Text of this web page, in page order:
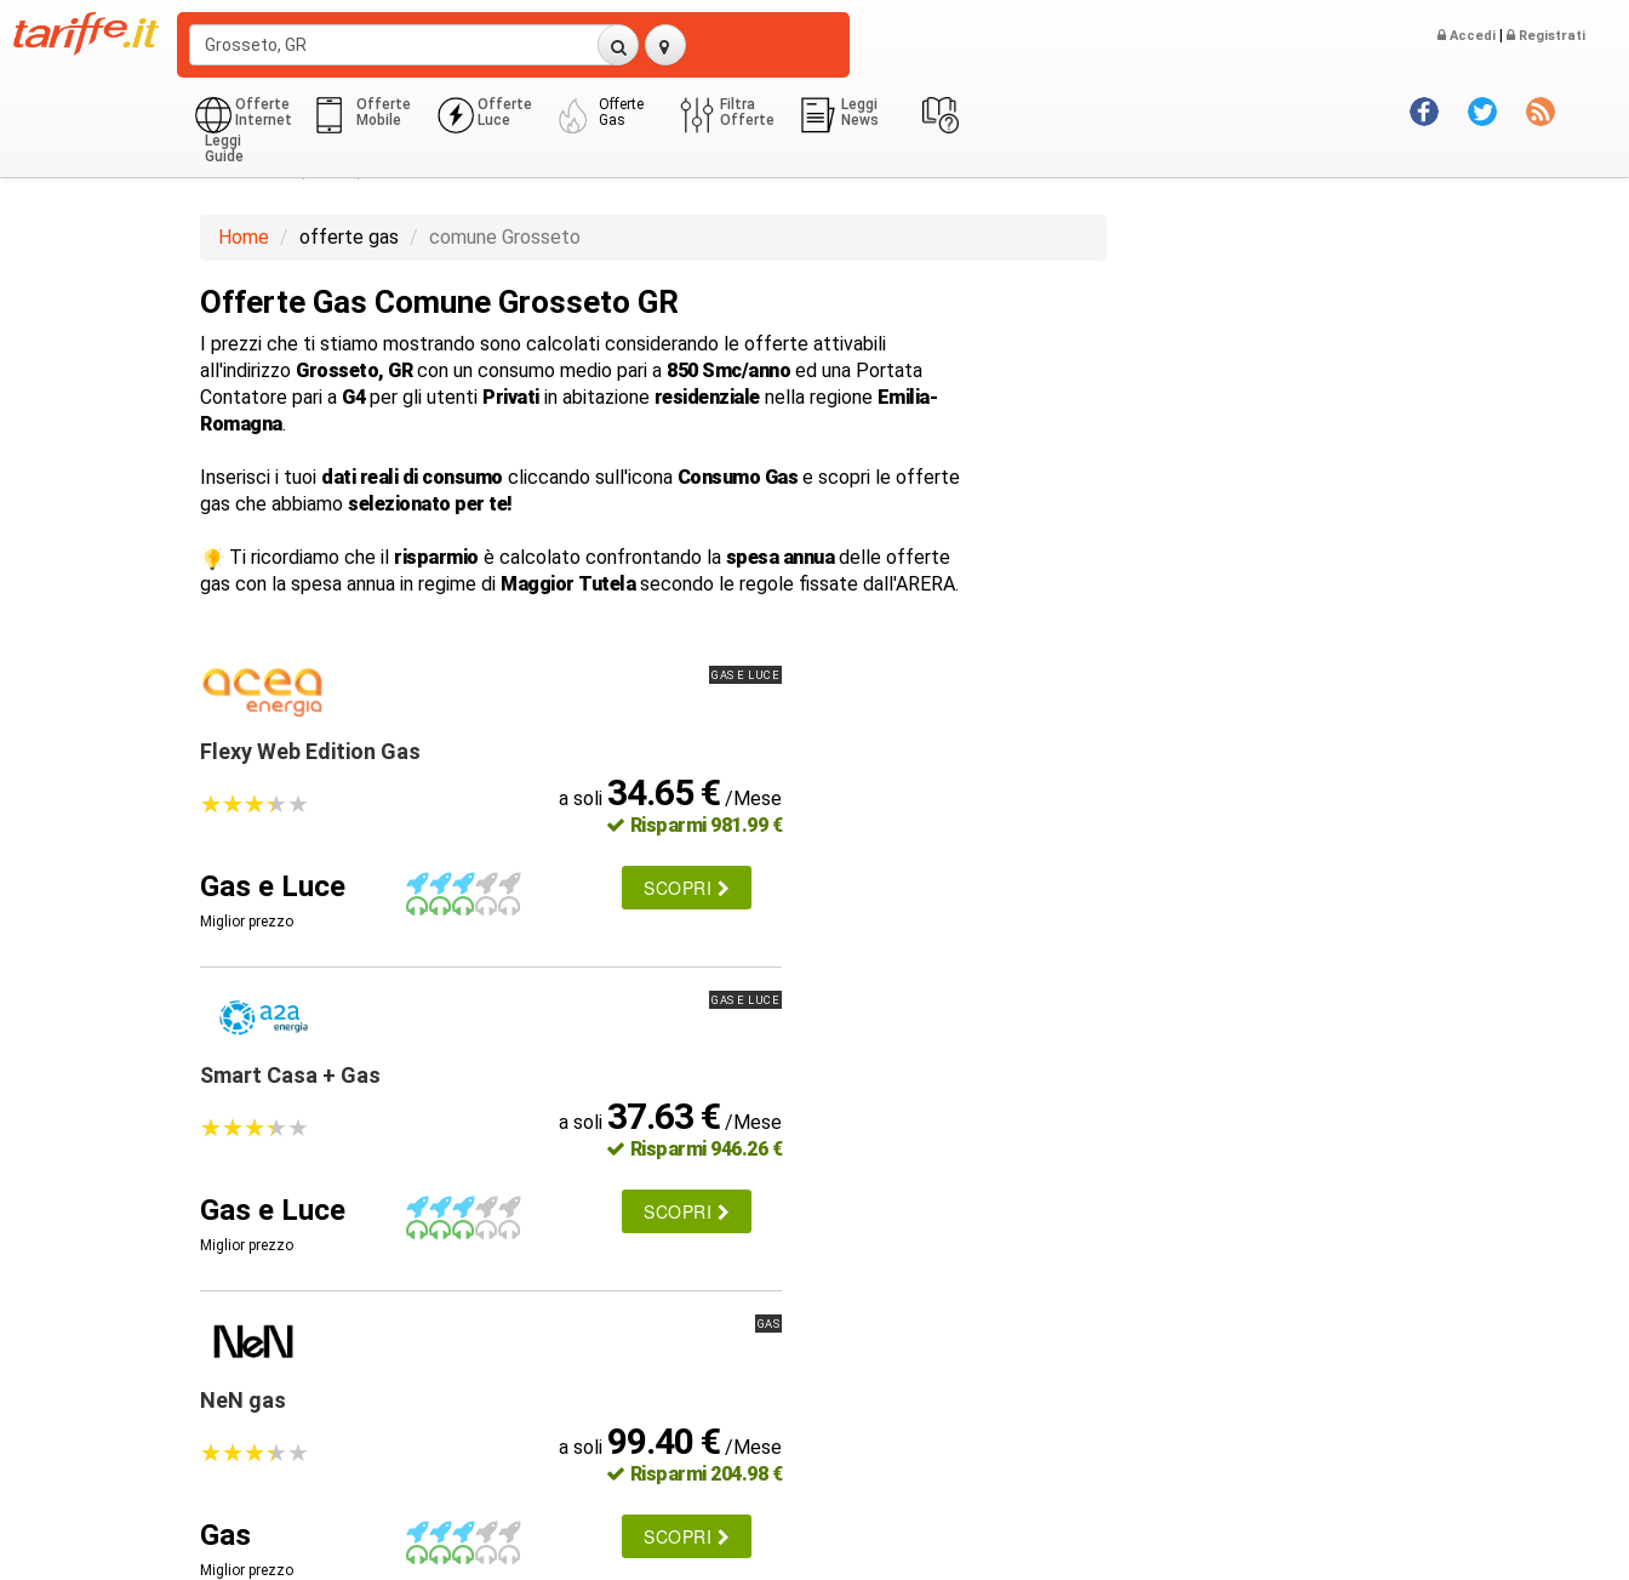
Accedi | Registrati
Offerte
Internet
Offerte
Mobile
Offerte
Luce
Offerte
Gas
Filtra
Offerte
Leggi
News
Leggi
Guide
Domestico (G1-G6)
Home offerte gas comune Grosseto
Offerte Gas Comune Grosseto GR
I prezzi che ti stiamo mostrando sono calcolati considerando le offerte attivabili
all'indirizzo Grosseto, GRcon un consumo medio pari a 850 Smc/anno ed una Portata
Contatore pari a G4per gli utenti Privatiin abitazione residenzialenella regione Emilia-
Romagna.
Inserisci i tuoi dati reali di consumo cliccando sull'icona Consumo Gas e scopri le offerte
gas che abbiamo selezionato per te!
Ti ricordiamo che il risparmio è calcolato confrontando la spesa annuadelle offerte
gas con la spesa annua in regime di Maggior Tutelasecondo le regole fissate dall'ARERA.
GAS E LUCE
Flexy Web Edition Gas
★★★★★
★★★★★ a soli 34.65 € /Mese
Risparmi 981.99 €
Gas e Luce
Miglior prezzo
SCOPRI
GAS E LUCE
Smart Casa + Gas
★★★★★
★★★★★ a soli 37.63 € /Mese
Risparmi 946.26 €
Gas e Luce
Miglior prezzo
SCOPRI
GAS
NeN gas
★★★★★
★★★★★ a soli 99.40 € /Mese
Risparmi 204.98 €
Gas
Miglior prezzo
SCOPRI